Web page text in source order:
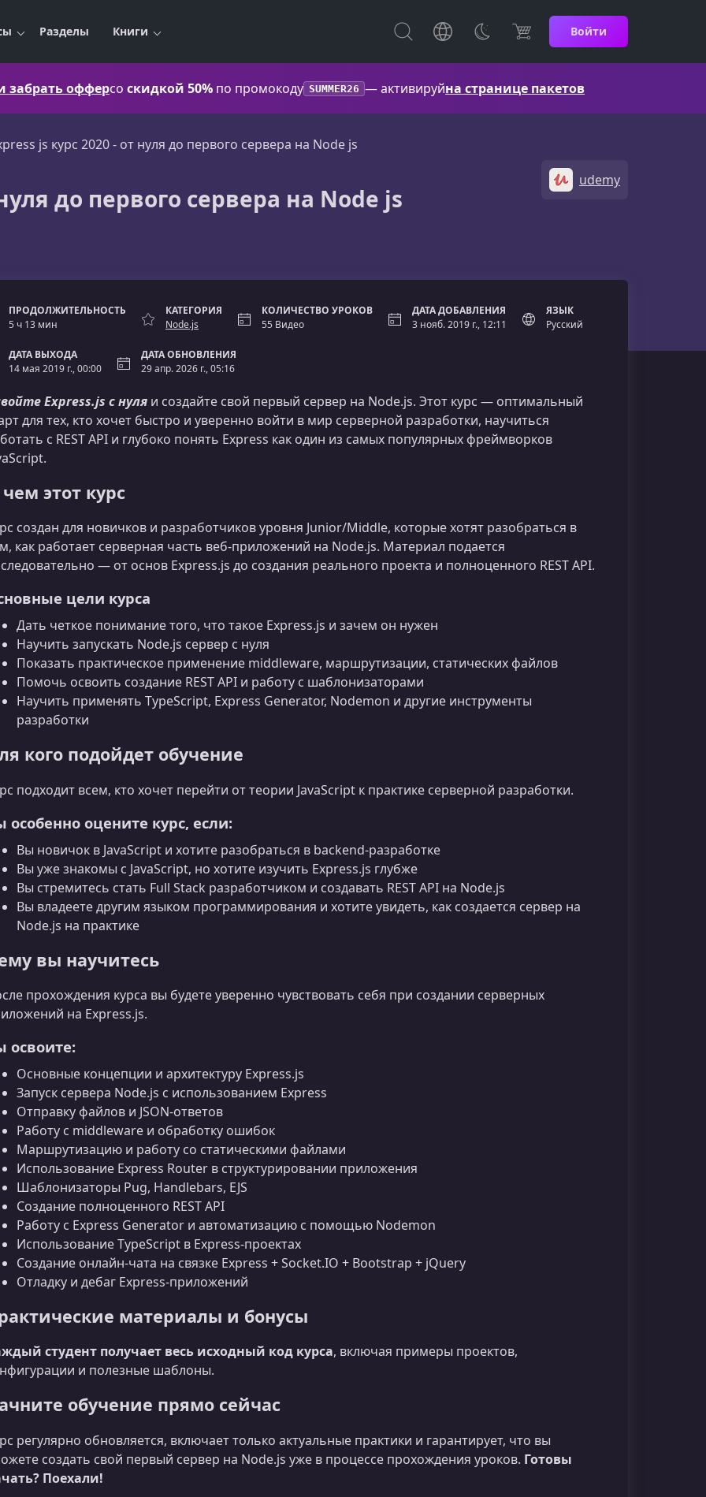
Разделы Книги Войти
забрать офферсо скидкой 50% по промокоду SUMMER26 — активируйна странице пакетов
js курс 2020 - от нуля до первого сервера на Node js
до первого сервера на Node js
udemy
ПРОДОЛЖИТЕЛЬНОСТЬ
5 ч 13 мин
КАТЕГОРИЯ
Node.js
КОЛИЧЕСТВО УРОКОВ
55 Видео
ДАТА ДОБАВЛЕНИЯ
3 нояб. 2019 г., 12:11
ЯЗЫК
Русский
ДАТА ВЫХОДА
14 мая 2019 г., 00:00
ДАТА ОБНОВЛЕНИЯ
29 апр. 2026 г., 05:16
Express.js с нуля и создайте свой первый сервер на Node.js. Этот курс — оптимальный
для тех, кто хочет быстро и уверенно войти в мир серверной разработки, научиться
с REST API и глубоко понять Express как один из самых популярных фреймворков
этот курс
создан для новичков и разработчиков уровня Junior/Middle, которые хотят разобраться в
как работает серверная часть веб-приложений на Node.js. Материал подается
— от основ Express.js до создания реального проекта и полноценного REST API.
цели курса
Дать четкое понимание того, что такое Express.js и зачем он нужен
Научить запускать Node.js сервер с нуля
Показать практическое применение middleware, маршрутизации, статических файлов
Помочь освоить создание REST API и работу с шаблонизаторами
Научить применять TypeScript, Express Generator, Nodemon и другие инструменты
разработки
кого подойдет обучение
подходит всем, кто хочет перейти от теории JavaScript к практике серверной разработки.
особенно оцените курс, если:
Вы новичок в JavaScript и хотите разобраться в backend-разработке
Вы уже знакомы с JavaScript, но хотите изучить Express.js глубже
Вы стремитесь стать Full Stack разработчиком и создавать REST API на Node.js
Вы владеете другим языком программирования и хотите увидеть, как создается сервер на
Node.js на практике
вы научитесь
прохождения курса вы будете уверенно чувствовать себя при создании серверных
на Express.js.
освоите:
Основные концепции и архитектуру Express.js
Запуск сервера Node.js c использованием Express
Отправку файлов и JSON-ответов
Работу с middleware и обработку ошибок
Маршрутизацию и работу со статическими файлами
Использование Express Router в структурировании приложения
Шаблонизаторы Pug, Handlebars, EJS
Создание полноценного REST API
Работу с Express Generator и автоматизацию с помощью Nodemon
Использование TypeScript в Express-проектах
Создание онлайн-чата на связке Express + Socket.IO + Bootstrap + jQuery
Отладку и дебаг Express-приложений
материалы и бонусы
студент получает весь исходный код курса, включая примеры проектов,
и полезные шаблоны.
обучение прямо сейчас
регулярно обновляется, включает только актуальные практики и гарантирует, что вы
создать свой первый сервер на Node.js уже в процессе прохождения уроков. Готовы
Поехали!